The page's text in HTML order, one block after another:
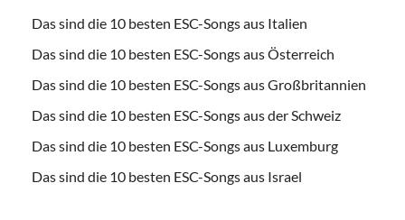
Das sind die 10 besten ESC-Songs aus Italien
Das sind die 10 besten ESC-Songs aus Österreich
Das sind die 10 besten ESC-Songs aus Großbritannien
Das sind die 10 besten ESC-Songs aus der Schweiz
Das sind die 10 besten ESC-Songs aus Luxemburg
Das sind die 10 besten ESC-Songs aus Israel